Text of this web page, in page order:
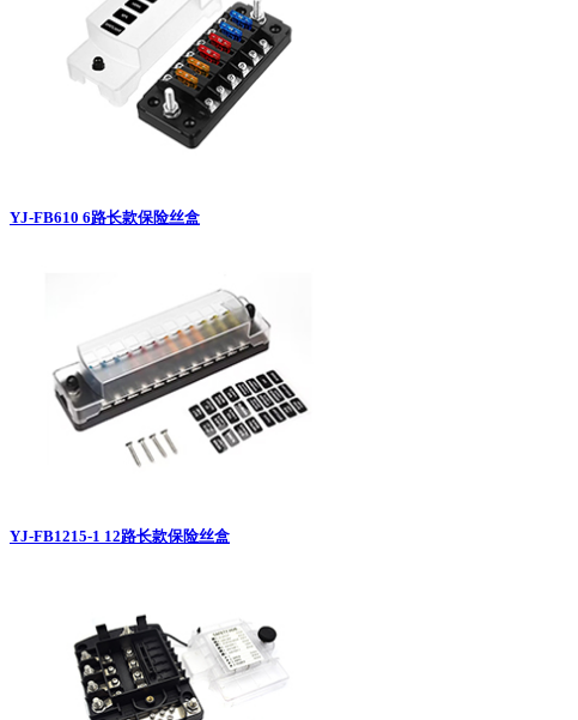
YJ-FB610 6路长款保险丝盒
YJ-FB1215-1 12路长款保险丝盒